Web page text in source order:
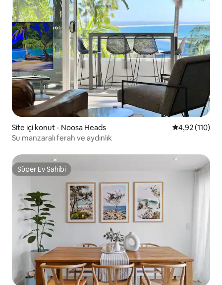
Site içi konut - Noosa Heads 5 üzerinden
4,92 (110)
Su manzaralı ferah ve aydınlık
Süper Ev Sahibi
Süper Ev Sahibi